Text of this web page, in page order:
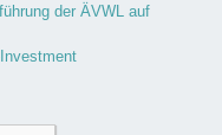
der ÄVWL auf